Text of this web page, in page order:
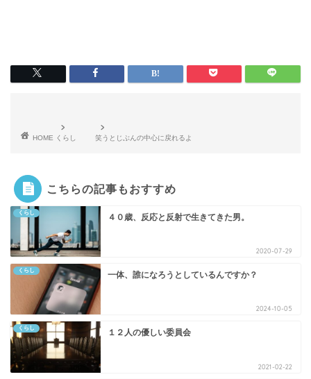
HOME くらし 笑うとじぶんの中心に戻れるよ
こちらの記事もおすすめ
くらし ４０歳、反応と反射で生きてきた男。
2020-07-29
くらし 一体、誰になろうとしているんですか？
2024-10-05
くらし １２人の優しい委員会
2021-02-22